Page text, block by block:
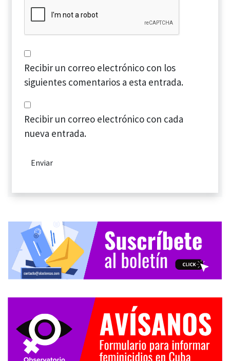
Recibir un correo electrónico con los
siguientes comentarios a esta entrada.
Recibir un correo electrónico con cada
nueva entrada.